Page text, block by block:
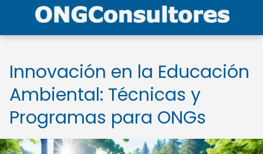
Innovación en la Educación
Ambiental: Técnicas y
Programas para ONGs